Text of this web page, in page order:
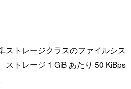
ストレージクラスのファイルシス
ストレージ 1 GiB あたり 50 KiBps